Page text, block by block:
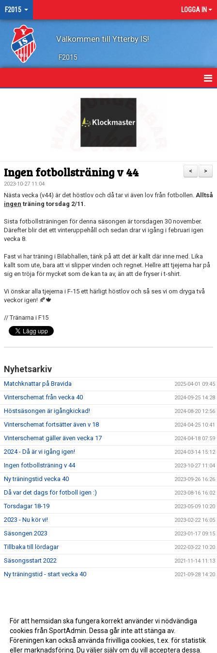
F2015 LOGGA IN
Välkommen till Ytterby IS!
F2015
TRUPPEN
BILDGALLERI
DOKUMENT
>
<
Ingen fotbollsträning v 44
2023-10-27 11:04
Nästa vecka (v44) är det höstlov och då tar vi även lov från fotbollen. Alltså
ingen träning torsdag 2/11.
Sista fotbollsträningen för denna säsongen är torsdagen 30 november.
Därefter blir det ett vinteruppehåll och sedan drar vi igång i februari igen
vecka 8.
Fast vi har träning i Bilabhallen, tänk på att det är kallt där inne med. Lika
kallt som ute, bara att vi slipper vinden och regnet. Hellre att tjejerna har på
sig en tröja för mycket som de kan ta av, än att de fryser i t-shirt.
Vi önskar alla tjejerna i F-15 ett härligt höstlov och så ses vi om dryga två
veckor igen! 🍂🍁
// Tränarna i F15
Nyhetsarkiv
Matchknattar på Bravida 2025-04-01 09:45
Vinterschemat från vecka 40 2024-09-25 14:28
Höstsäsongen är igångkickad! 2024-08-20 12:56
Vinterschemat fortsätter även v 18 2024-04-25 10:41
Vinterschemat gäller även vecka 17 2024-04-18 07:59
2024 - Då är vi igång igen! 2024-03-14 15:12
Ingen fotbollsträning v 44 2023-10-27 11:04
Ny träningstid vecka 40 2023-09-26 16:26
Då var det dags för fotboll igen :) 2023-08-16 16:02
Torsdagar 18-19 2023-05-09 10:20
2023 - Nu kör vi! 2023-02-22 16:05
Säsongen 2023 2023-01-17 09:15
Tillbaka till lördagar 2022-03-22 10:20
Säsongsstart 2022 2021-11-14 11:13
Ny träningstid - start vecka 40 2021-09-28 14:20
För att hemsidan ska fungera korrekt använder vi nödvändiga
cookies från SportAdmin. Dessa går inte att stänga av.
Föreningen kan också använda frivilliga cookies, t.ex. för statistik
eller marknadsföring. Du väljer själv om du vill acceptera dessa.